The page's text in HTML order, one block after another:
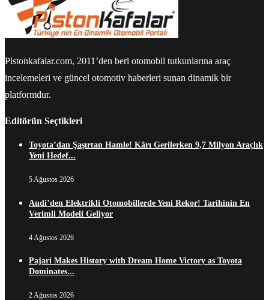
Pistonkafalar.com, 2011’den beri otomobil tutkunlarına araç
incelemeleri ve güncel otomotiv haberleri sunan dinamik bir
platformdur.
Editörün Seçtikleri
Toyota’dan Şaşırtan Hamle! Kârı Gerilerken 9,7 Milyon Araçlık
Yeni Hedef...
5 Ağustos 2026
Audi’den Elektrikli Otomobillerde Yeni Rekor! Tarihinin En
Verimli Modeli Geliyor
4 Ağustos 2026
Pajari Makes History with Dream Home Victory as Toyota
Dominates...
2 Ağustos 2026